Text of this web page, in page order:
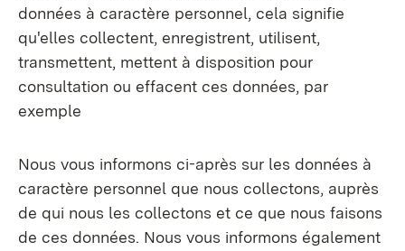
données à caractère personnel, cela signifie
qu'elles collectent, enregistrent, utilisent,
transmettent, mettent à disposition pour
consultation ou effacent ces données, par
exemple
Nous vous informons ci-après sur les données à
caractère personnel que nous collectons, auprès
de qui nous les collectons et ce que nous faisons
de ces données. Nous vous informons également